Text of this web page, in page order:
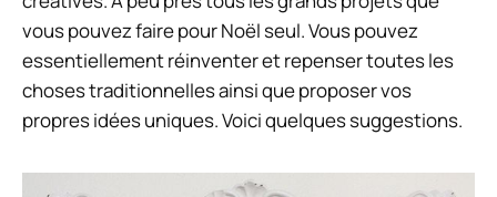
vous pouvez faire pour Noël seul. Vous pouvez
essentiellement réinventer et repenser toutes les
choses traditionnelles ainsi que proposer vos
propres idées uniques. Voici quelques suggestions.